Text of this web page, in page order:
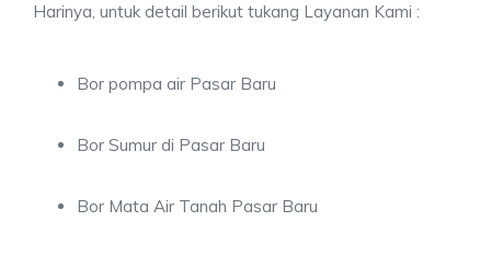
Harinya, untuk detail berikut tukang Layanan Kami :
Bor pompa air Pasar Baru
Bor Sumur di Pasar Baru
Bor Mata Air Tanah Pasar Baru